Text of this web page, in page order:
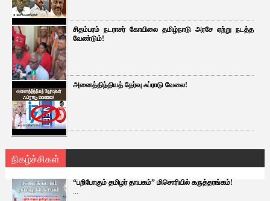
சிதம்பரம் நடராசர் கோயிலை தமிழ்நாடு அரசே ஏற்று நடத்த
வேண்டும்!
அனைத்திந்தியத் தேர்வு ஃப்ராடு வேலை!
நிகழ்ச்சிகள்
“பறிபோகும் தமிழர் தாயகம்” மிசொரியில் கருத்தரங்கம்!
...